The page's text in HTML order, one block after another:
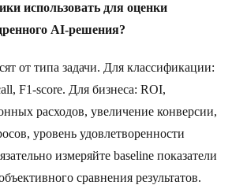
использовать для оценки
AI-решения?
от типа задачи. Для классификации:
F1-score. Для бизнеса: ROI,
расходов, увеличение конверсии,
уровень удовлетворенности
измеряйте baseline показатели
сравнения результатов.